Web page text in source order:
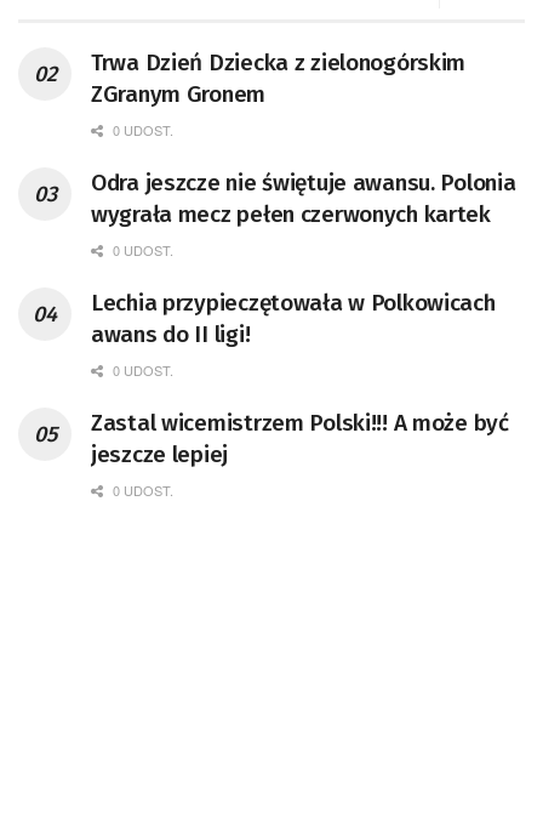
Trwa Dzień Dziecka z zielonogórskim
ZGranym Gronem
0 UDOST.
Odra jeszcze nie świętuje awansu. Polonia
wygrała mecz pełen czerwonych kartek
0 UDOST.
Lechia przypieczętowała w Polkowicach
awans do II ligi!
0 UDOST.
Zastal wicemistrzem Polski!!! A może być
jeszcze lepiej
0 UDOST.